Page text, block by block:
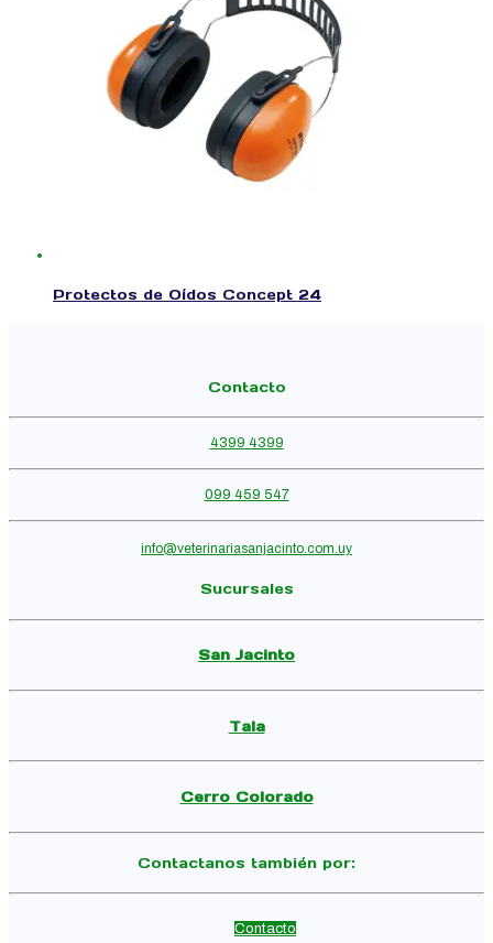
Protectos de Oídos Concept 24
Contacto
4399 4399
099 459 547
info@veterinariasanjacinto.com.uy
Sucursales
San Jacinto
Tala
Cerro Colorado
Contactanos también por:
Contacto